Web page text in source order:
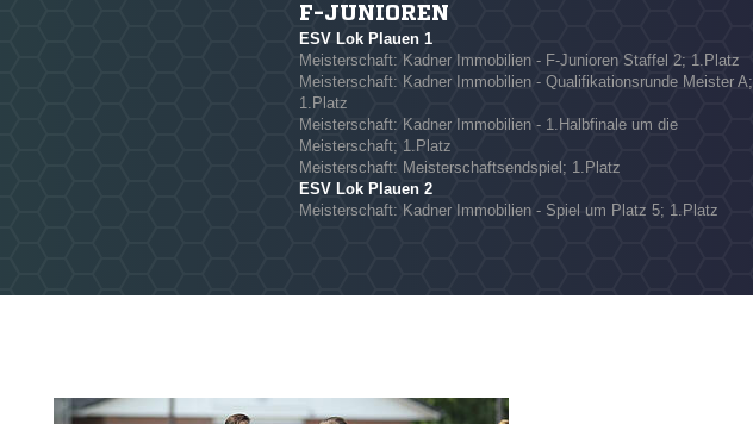
F-JUNIOREN
ESV Lok Plauen 1
Meisterschaft: Kadner Immobilien - F-Junioren Staffel 2; 1.Platz
Meisterschaft: Kadner Immobilien - Qualifikationsrunde Meister A;
1.Platz
Meisterschaft: Kadner Immobilien - 1.Halbfinale um die
Meisterschaft; 1.Platz
Meisterschaft: Meisterschaftsendspiel; 1.Platz
ESV Lok Plauen 2
Meisterschaft: Kadner Immobilien - Spiel um Platz 5; 1.Platz